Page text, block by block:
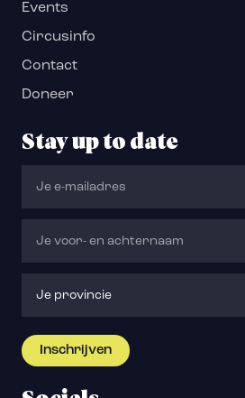
Events
Circusinfo
Contact
Doneer
Stay up to date